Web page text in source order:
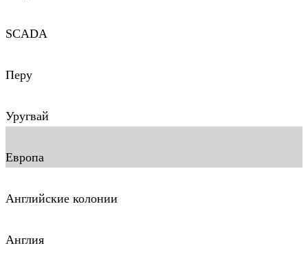
SCADA
Перу
Уругвай
Европа
Английские колонии
Англия